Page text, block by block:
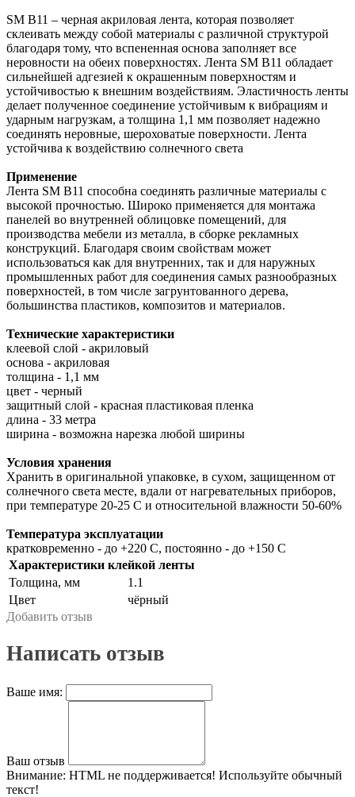
SM В11 – черная акриловая лента, которая позволяет
склеивать между собой материалы с различной структурой
благодаря тому, что вспененная основа заполняет все
неровности на обеих поверхностях. Лента SM В11 обладает
сильнейшей адгезией к окрашенным поверхностям и
устойчивостью к внешним воздействиям. Эластичность ленты
делает полученное соединение устойчивым к вибрациям и
ударным нагрузкам, а толщина 1,1 мм позволяет надежно
соединять неровные, шероховатые поверхности. Лента
устойчива к воздействию солнечного света
Применение
Лента SM B11 способна соединять различные материалы с
высокой прочностью. Широко применяется для монтажа
панелей во внутренней облицовке помещений, для
производства мебели из металла, в сборке рекламных
конструкций. Благодаря своим свойствам может
использоваться как для внутренних, так и для наружных
промышленных работ для соединения самых разнообразных
поверхностей, в том числе загрунтованного дерева,
большинства пластиков, композитов и материалов.
Технические характеристики
клеевой слой - акриловый
основа - акриловая
толщина - 1,1 мм
цвет - черный
защитный слой - красная пластиковая пленка
длина - 33 метра
ширина - возможна нарезка любой ширины
Условия хранения
Хранить в оригинальной упаковке, в сухом, защищенном от
солнечного света месте, вдали от нагревательных приборов,
при температуре 20-25 С и относительной влажности 50-60%
Температура эксплуатации
кратковременно - до +220 С, постоянно - до +150 С
Характеристики клейкой ленты
Толщина, мм
1.1
Цвет
чёрный
Добавить отзыв
Написать отзыв
Ваше имя:
Ваш отзыв
Внимание: HTML не поддерживается! Используйте обычный
текст!